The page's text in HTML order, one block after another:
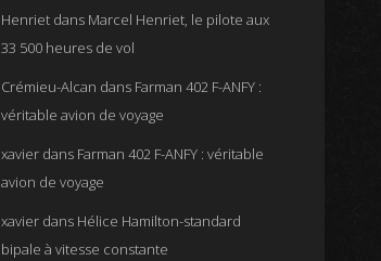
Henriet dans Marcel Henriet, le pilote aux
33 500 heures de vol
Crémieu-Alcan dans Farman 402 F-ANFY :
véritable avion de voyage
xavier dans Farman 402 F-ANFY : véritable
avion de voyage
xavier dans Hélice Hamilton-standard
bipale à vitesse constante